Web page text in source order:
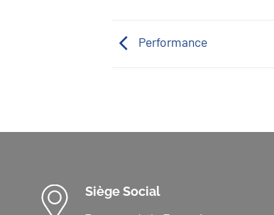
Performance
Siège Social